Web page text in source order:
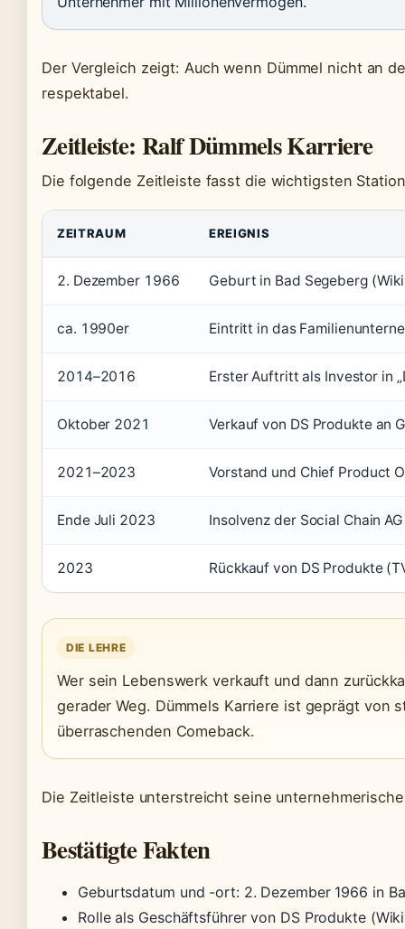
Der Vergleich zeigt: Auch wenn Dümmel nicht an
respektabel.
Zeitleiste: Ralf Dümmels Karriere
Die folgende Zeitleiste fasst die wichtigsten
ZEITRAUM EREIGNIS
2. Dezember 1966 Geburt in Bad Segeberg
ca. 1990er Eintritt in das
2014–2016 Erster Auftritt als Investor in
Oktober 2021 Verkauf von DS Produkte an
2021–2023 Vorstand und Chief Product
Ende Juli 2023 Insolvenz der Social Chain
2023 Rückkauf von DS Produkte
DIE LEHRE
Wer sein Lebenswerk verkauft und dann
gerader Weg. Dümmels Karriere ist geprägt von
überraschenden Comeback.
Die Zeitleiste unterstreicht seine
Bestätigte Fakten
Geburtsdatum und -ort: 2. Dezember 1966 in
Rolle als Geschäftsführer von DS Produkte